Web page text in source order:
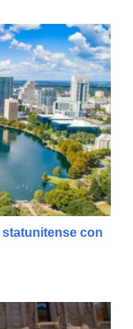
statunitense con